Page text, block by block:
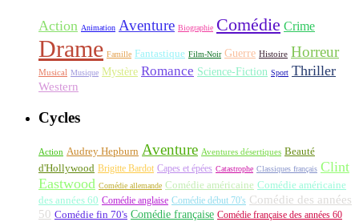
Action Animation Aventure Biographie Comédie Crime
Drame Famille Fantastique Film-Noir Guerre Histoire Horreur
Musical Musique Mystère Romance Science-Fiction Sport Thriller
Western
Cycles
Action Audrey Hepburn Aventure Aventures désertiques Beauté
d'Hollywood Brigitte Bardot Capes et épées Catastrophe Classiques français Clint
Eastwood Comédie allemande Comédie américaine Comédie américaine
des années 60 Comédie anglaise Comédie début 70's Comédie des années
50 Comédie fin 70's Comédie française Comédie française des années 60